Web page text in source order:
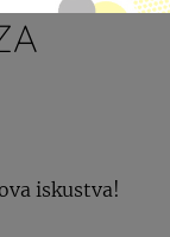
iskustva!